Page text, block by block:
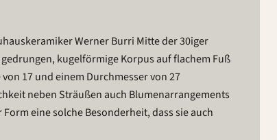
Werner Burri Mitte der 30iger
kugelförmige Korpus auf flachem Fuß
17 und einem Durchmesser von 27
neben Sträußen auch Blumenarrangements
eine solche Besonderheit, dass sie auch